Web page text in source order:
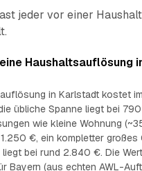
jeder vor einer
Haushaltsauflösung
in Karlstadt kostet
übliche Spanne liegt bei
wie kleine Wohnung
€, ein kompletter
liegt bei rund 2.840 €. Die
Bayern (aus echten AWL-